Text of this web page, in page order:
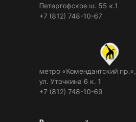
Петергофское ш. 55 к.1
+7 (812) 748-10-67
метро «Комендантский пр.»,
ул. Уточкина 6 к. 1
+7 (812) 748-10-69